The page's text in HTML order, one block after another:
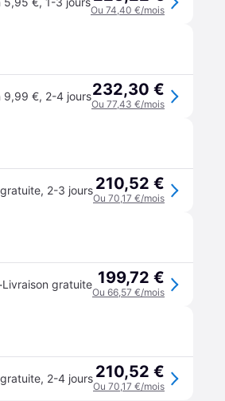
Ou 74,40 €/mois
9,99 €, 2-4 jours232,30 €
Ou 77,43 €/mois
, 2-3 jours 210,52 €
Ou 70,17 €/mois
·Livraison gratuite 199,72 €
Ou 66,57 €/mois
, 2-4 jours 210,52 €
Ou 70,17 €/mois